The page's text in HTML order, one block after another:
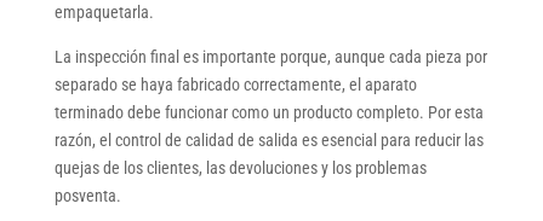
empaquetarla.
La inspección final es importante porque, aunque cada pieza por
separado se haya fabricado correctamente, el aparato
terminado debe funcionar como un producto completo. Por esta
razón, el control de calidad de salida es esencial para reducir las
quejas de los clientes, las devoluciones y los problemas
posventa.